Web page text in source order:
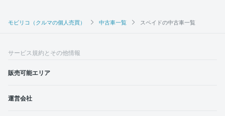
モビリコ（クルマの個人売買） 中古車一覧 スペイドの中古車一覧
サービス規約とその他情報
販売可能エリア
運営会社